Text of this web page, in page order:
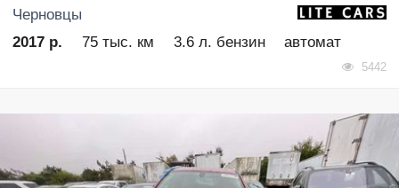
Черновцы
2017 р.
75 тыс. км 3.6 л. бензин автомат
5442